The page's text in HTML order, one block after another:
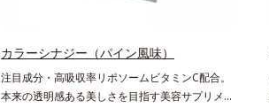
カラーシナジー（パイン風味）
注目成分・高吸収率リポソームビタミンC配合。
本来の透明感ある美しさを目指す美容サプリメン